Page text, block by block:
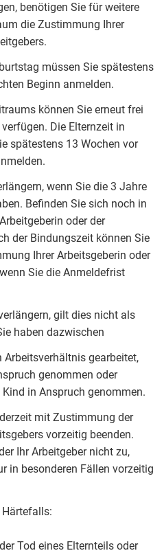
benötigen Sie für weitere
die Zustimmung Ihrer
müssen Sie spätestens
Beginn anmelden.
können Sie erneut frei
Die Elternzeit in
spätestens 13 Wochen vor
wenn Sie die 3 Jahre
Befinden Sie sich noch in
oder der
der Bindungszeit können Sie
Ihrer Arbeitsgeberin oder
Sie die Anmeldefrist
gilt dies nicht als
haben dazwischen
gearbeitet,
genommen oder
in Anspruch genommen.
mit Zustimmung der
vorzeitig beenden.
Ihr Arbeitgeber nicht zu,
in besonderen Fällen vorzeitig
Härtefalls:
Tod eines Elternteils oder